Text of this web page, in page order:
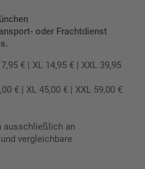
oder Frachtdienst
€ | XL 14,95 € | XXL 39,95
€ | XL 45,00 € | XXL 59,00 €
ausschließlich an
vergleichbare